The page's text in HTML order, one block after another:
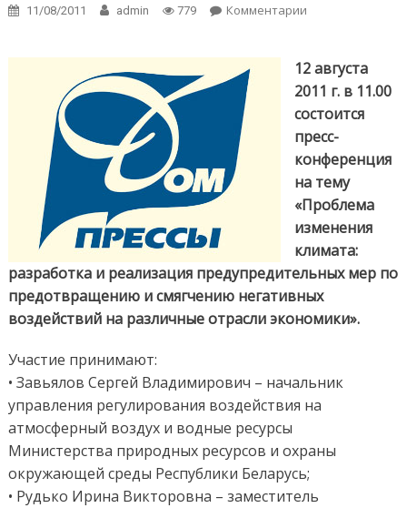
11/08/2011 admin 779 Комментарии
изменения
климата
12 августа
2011 г. в 11.00
состоится
пресс-
конференция
на тему
«Проблема
изменения
климата:
разработка и реализация предупредительных мер по
предотвращению и смягчению негативных
воздействий на различные отрасли экономики».
Участие принимают:
• Завьялов Сергей Владимирович – начальник
управления регулирования воздействия на
атмосферный воздух и водные ресурсы
Министерства природных ресурсов и охраны
окружающей среды Республики Беларусь;
• Рудько Ирина Викторовна – заместитель